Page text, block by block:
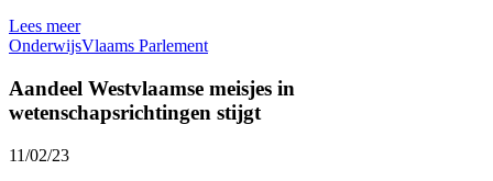
Lees meer
OnderwijsVlaams Parlement
Aandeel Westvlaamse meisjes in
wetenschapsrichtingen stijgt
11/02/23